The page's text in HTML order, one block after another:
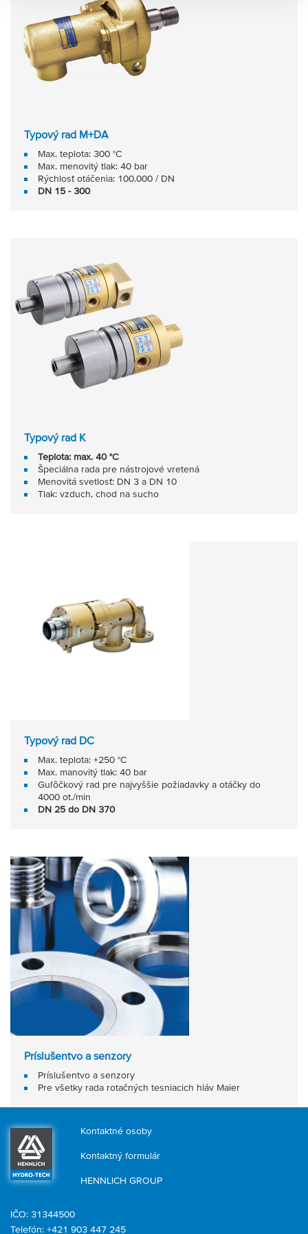
Typový rad M+DA
Max. teplota: 300 °C
Max. menovitý tlak: 40 bar
Rýchlosť otáčenia: 100.000 / DN
DN 15 - 300
Typový rad K
Teplota: max. 40 °C
Špeciálna rada pre nástrojové vretená
Menovitá svetlosť: DN 3 a DN 10
Tlak: vzduch, chod na sucho
Typový rad DC
Max. teplota: +250 °C
Max. manovitý tlak: 40 bar
Guľôčkový rad pre najvyššie požiadavky a otáčky do
4000 ot./min
DN 25 do DN 370
Príslušentvo a senzory
Príslušentvo a senzory
Pre všetky rada rotačných tesniacich hláv Maier
Kontaktné osoby
Kontaktný formulár
HENNLICH GROUP
IČO: 31344500
Telefón: +421 903 447 245